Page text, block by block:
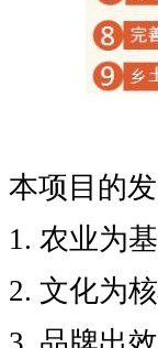
本项目的
1. 农业为
2. 文化为